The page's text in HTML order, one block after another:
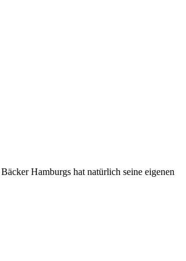
Hamburgs hat natürlich seine eigenen